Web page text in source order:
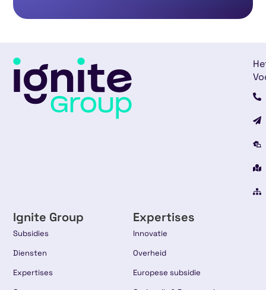
Ignite Group
Subsidies
Diensten
Expertises
Expertises
Innovatie
Overheid
Europese subsidie